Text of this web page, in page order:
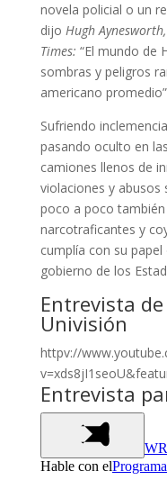
novela policial o un
dijo Hugh Aynesworth,
Times: “El mundo de
sombras y peligros
americano
Sufriendo
pasando oculto en
camiones llenos de
violaciones y abusos
poco a poco
narcotraficantes y
cumplía con su
gobierno de los
Entrevista de
Univisión
httpv://
Entrevista